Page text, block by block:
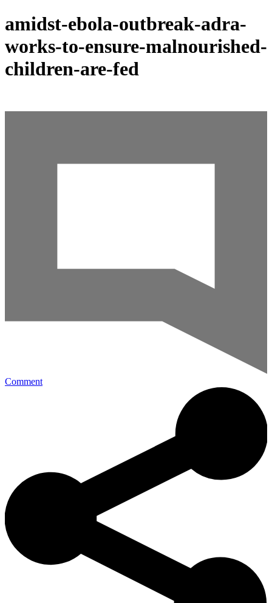
amidst-ebola-outbreak-adra-
works-to-ensure-malnourished-
children-are-fed
Comment